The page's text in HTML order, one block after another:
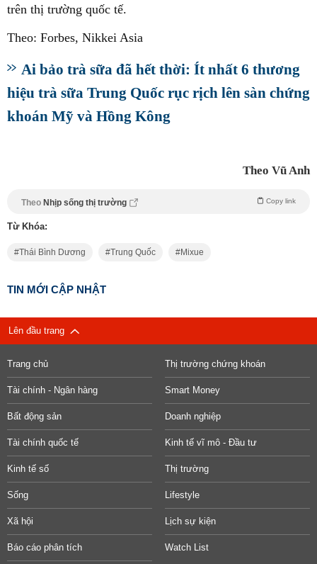
trên thị trường quốc tế.
Theo: Forbes, Nikkei Asia
Ai bảo trà sữa đã hết thời: Ít nhất 6 thương
hiệu trà sữa Trung Quốc rục rịch lên sàn chứng
khoán Mỹ và Hồng Kông
Theo Vũ Anh
Theo Nhịp sống thị trường Copy link
Từ Khóa:
Thái Bình Dương Trung Quốc Mixue
TIN MỚI CẬP NHẬT
Lên đầu trang
Trang chủ Thị trường chứng khoán
Tài chính - Ngân hàng Smart Money
Bất động sản Doanh nghiệp
Tài chính quốc tế Kinh tế vĩ mô - Đầu tư
Kinh tế số Thị trường
Sống Lifestyle
Xã hội Lịch sự kiện
Báo cáo phân tích Watch List